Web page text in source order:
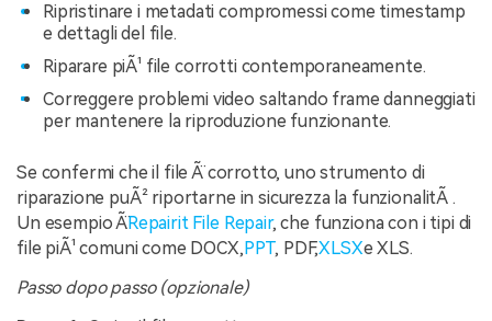
Ripristinare i metadati compromessi come timestamp
e dettagli del file.
Riparare piÃ¹ file corrotti contemporaneamente.
Correggere problemi video saltando frame danneggiati
per mantenere la riproduzione funzionante.
Se confermi che il file Ã¨ corrotto, uno strumento di
riparazione puÃ² riportarne in sicurezza la funzionalitÃ .
Un esempio Ã¨Repairit File Repair, che funziona con i tipi di
file piÃ¹ comuni come DOCX, PPT, PDF,XLSXe XLS.
Passo dopo passo (opzionale)